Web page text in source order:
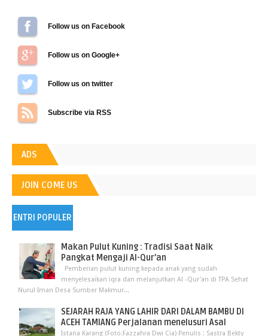
Follow us on Facebook
Follow us on Google+
Follow us on Twitter
Subscribe via RSS
ADS
JOIN COME US
ENTRI POPULER
Makan Pulut Kuning : Tradisi Saat Naik
Pangkat Mengaji Al-Qur’an
Pemberian pulut kuning kepada anak yang sudah
menyelesaikan iqra dan melanjutkan Al -Qur'an di TPA Sehat
Nurul Iman Desa Sumber Makmur...
SEJARAH RAJA YANG LAHIR DARI DALAM BAMBU DI
ACEH TAMIANG Perjalanan menelusuri Asal
Istana Karang (Foto:Fazzahra Dwi Cia) Penulis : Sastra Bekty